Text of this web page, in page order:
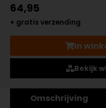
64,95
+ gratis verzending
In
Bekijk
Omschrijving